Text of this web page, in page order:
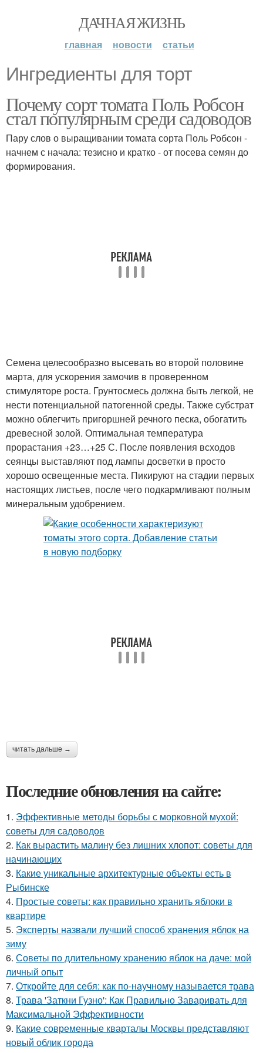
ДАЧНАЯ ЖИЗНЬ
главная новости статьи
Ингредиенты для торт
Почему сорт томата Поль Робсон
стал популярным среди садоводов
Пару слов о выращивании томата сорта Поль Робсон -
начнем с начала: тезисно и кратко - от посева семян до
формирования.
Семена целесообразно высевать во второй половине
марта, для ускорения замочив в проверенном
стимуляторе роста. Грунтосмесь должна быть легкой, не
нести потенциальной патогенной среды. Также субстрат
можно облегчить пригоршней речного песка, обогатить
древесной золой. Оптимальная температура
прорастания +23…+25 С. После появления всходов
сеянцы выставляют под лампы досветки в просто
хорошо освещенные места. Пикируют на стадии первых
настоящих листьев, после чего подкармливают полным
минеральным удобрением.
читать дальше →
Последние обновления на сайте:
1. Эффективные методы борьбы с морковной мухой:
советы для садоводов
2. Как вырастить малину без лишних хлопот: советы для
начинающих
3. Какие уникальные архитектурные объекты есть в
Рыбинске
4. Простые советы: как правильно хранить яблоки в
квартире
5. Эксперты назвали лучший способ хранения яблок на
зиму
6. Советы по длительному хранению яблок на даче: мой
личный опыт
7. Откройте для себя: как по-научному называется трава
8. Трава 'Заткни Гузно': Как Правильно Заваривать для
Максимальной Эффективности
9. Какие современные кварталы Москвы представляют
новый облик города